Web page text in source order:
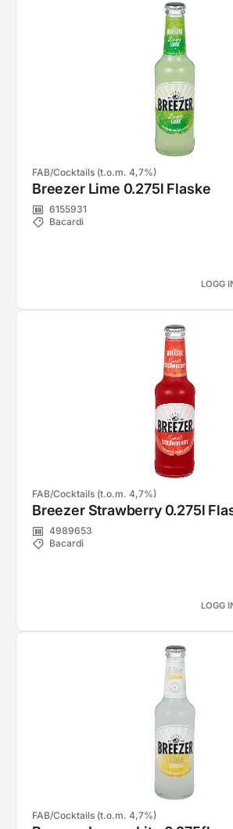
FAB/Cocktails (t.o.m. 4,7%)
Breezer Lime 0.275l Flaske
6155931
Bacardi
LOGG
FAB/Cocktails (t.o.m. 4,7%)
Breezer Strawberry 0.275l
4989653
Bacardi
LOGG
FAB/Cocktails (t.o.m. 4,7%)